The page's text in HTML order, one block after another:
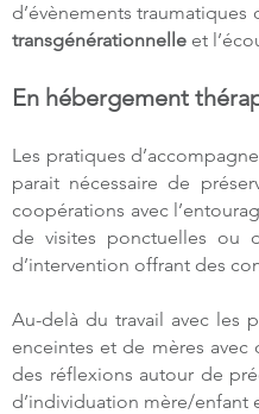
d’évènements
transgénérationnelle et
En hébergement
Les pratiques
parait nécessaire de
coopérations avec
de visites ponctuelles ou
d’intervention offrant des
Au-delà du travail avec les
enceintes et de mères avec
des réflexions autour de
d’individuation mère/enfant